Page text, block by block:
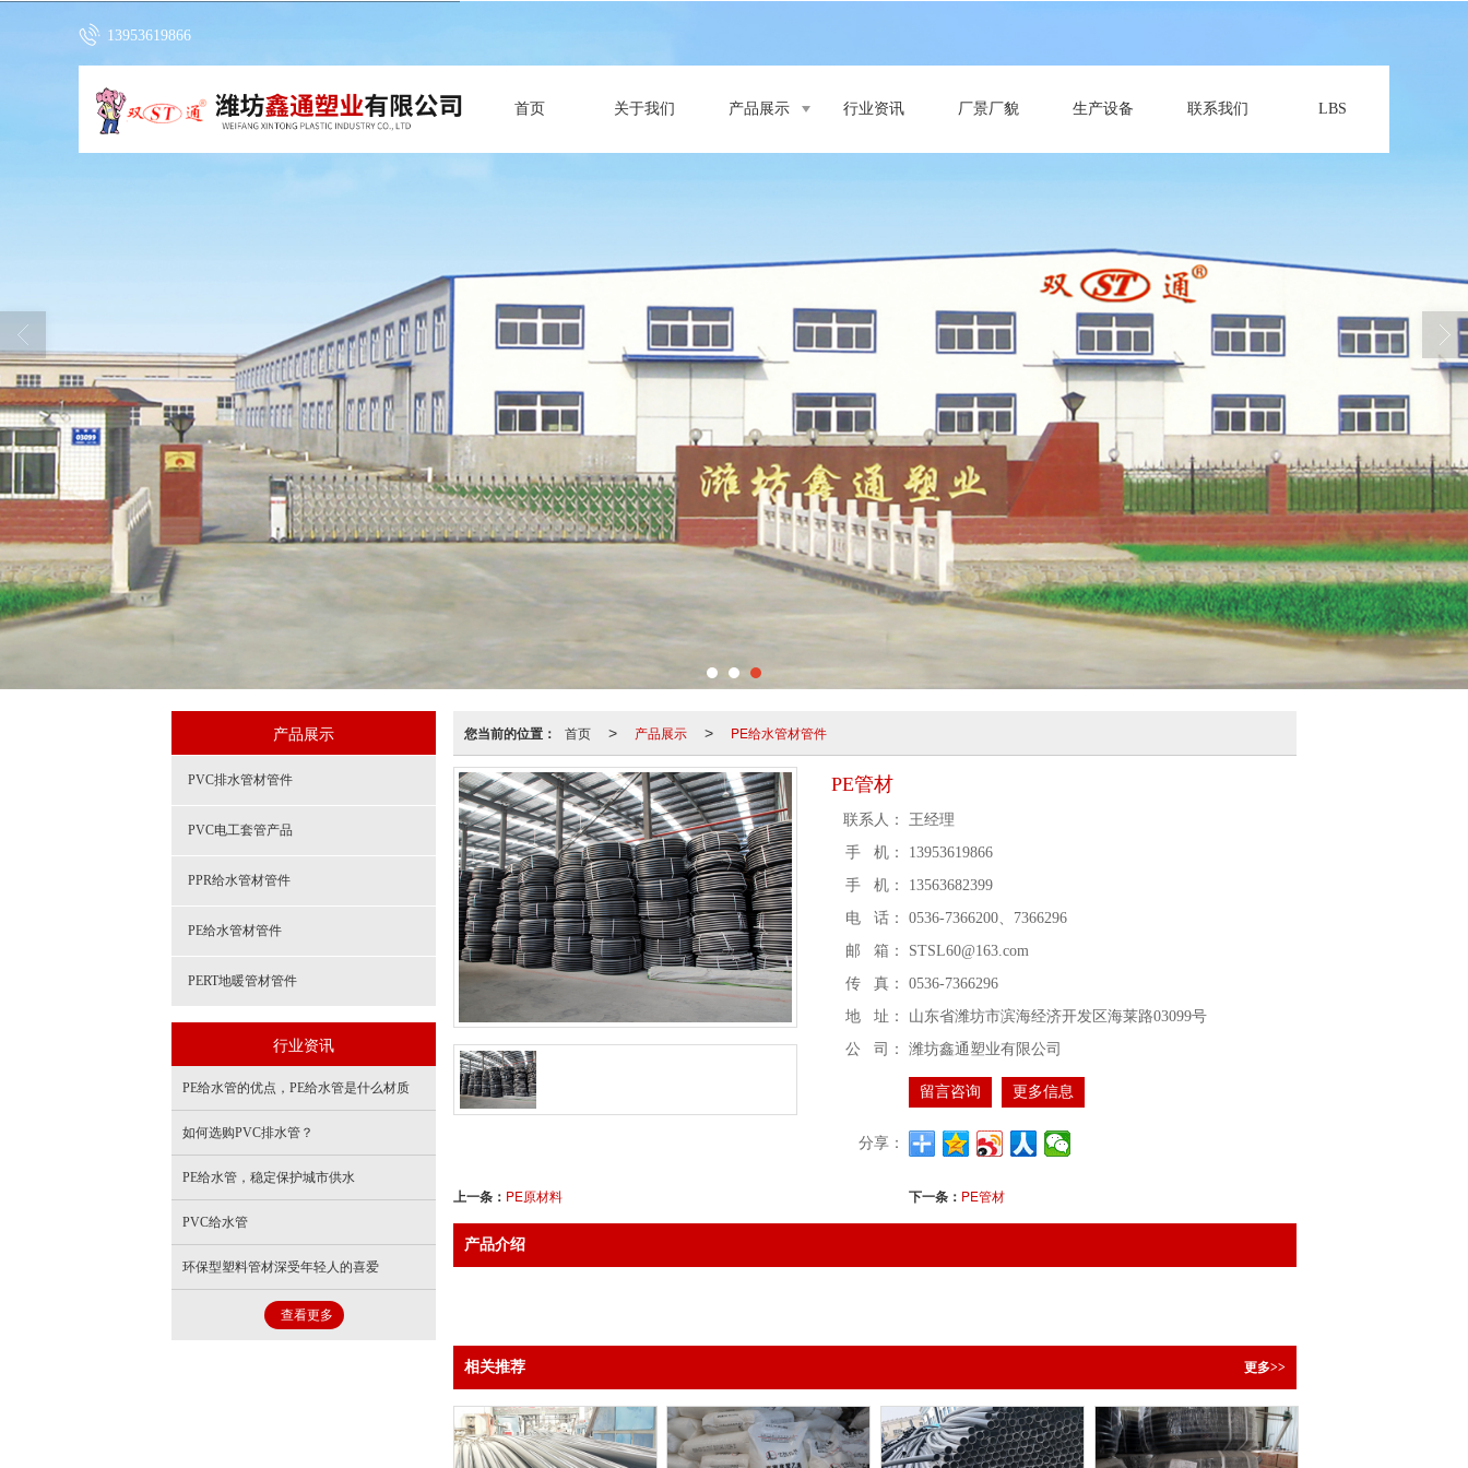
13953619866
首页 关于我们 产品展示 行业资讯 厂景厂貌 生产设备 联系我们 LBS
您当前的位置： 首页 > 产品展示 > PE给水管材管件
PE管材
联系人：
王经理
手 机：
13953619866
手 机：
13563682399
电 话：
0536-7366200、7366296
邮 箱：
STSL60@163.com
传 真：
0536-7366296
地 址：
山东省潍坊市滨海经济开发区海莱路03099号
公 司：
潍坊鑫通塑业有限公司
留言咨询 更多信息
分享：
上一条： PE原材料 下一条： PE管材
产品介绍
相关推荐 更多>>
产品展示
PVC排水管材管件
PVC电工套管产品
PPR给水管材管件
PE给水管材管件
PERT地暖管材管件
行业资讯
PE给水管的优点，PE给水管是什么材质
如何选购PVC排水管？
PE给水管，稳定保护城市供水
PVC给水管
环保型塑料管材深受年轻人的喜爱
查看更多